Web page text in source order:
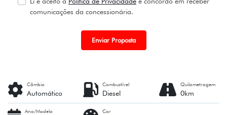
comunicações da concessionária.
Enviar Proposta
Câmbio
Automático
Combustível
Diesel
Quilometragem
0km
Ano/Modelo Cor